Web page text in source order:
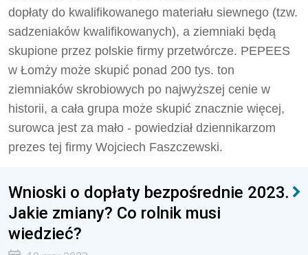
dopłaty do kwalifikowanego materiału siewnego (tzw.
sadzeniaków kwalifikowanych), a ziemniaki będą
skupione przez polskie firmy przetwórcze. PEPEES
w Łomży może skupić ponad 200 tys. ton
ziemniaków skrobiowych po najwyższej cenie w
historii, a cała grupa może skupić znacznie więcej,
surowca jest za mało - powiedział dziennikarzom
prezes tej firmy Wojciech Faszczewski.
Wnioski o dopłaty bezpośrednie 2023.
Jakie zmiany? Co rolnik musi
wiedzieć?